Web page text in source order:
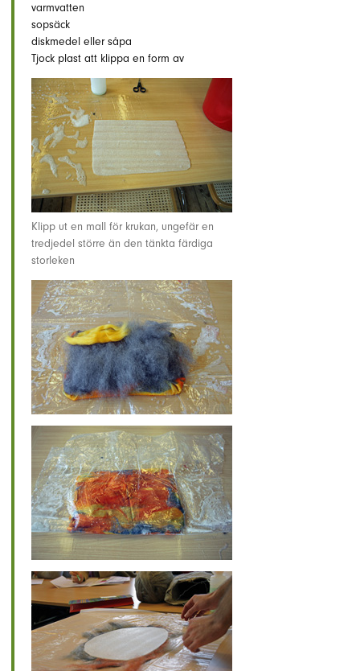
varmvatten
sopsäck
diskmedel eller såpa
Tjock plast att klippa en form av
Klipp ut en mall för krukan, ungefär en
tredjedel större än den tänkta färdiga
storleken